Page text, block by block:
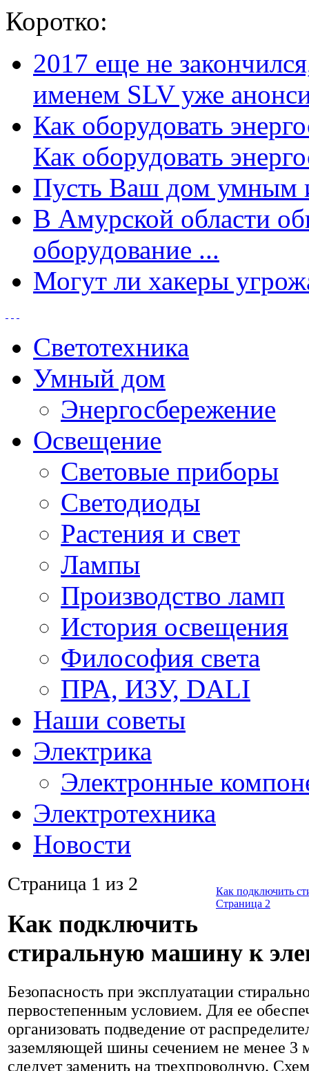
Коротко:
2017 еще не
именем SLV уже
Как оборудовать
Как оборудовать
Пусть Ваш дом умным
В Амурской области
оборудование ...
Могут ли хакеры
Светотехника
Умный дом
Энергосбережение
Освещение
Световые приборы
Светодиоды
Растения и свет
Лампы
Производство ламп
История освещения
Философия света
ПРА, ИЗУ, DALI
Наши советы
Электрика
Электронные
Электротехника
Новости
Как подключить
Страница 2
Страница 1 из 2
Как подключить
стиральную машину к
Безопасность при эксплуатации
первостепенным условием. Для ее
организовать подведение от
заземляющей шины сечением не менее 3
следует заменить на трехпроводную.